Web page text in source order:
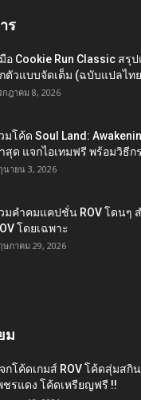
ร
อ Cookie Run Classic สรุ
ตัวแบบจัดเต็ม (ฉบับแปลไท
กฎาคม 8, 2026
มโค้ด Soul Land:
สุด แจกไอเทมฟรี พร้อมวิธีก
นายน 3, 2026
มคำคมแคปชั่น ROV โดนๆ
โดยเฉพาะ
ษภาคม 29, 2026
ม
กโค้ดเกมส์ ROV โค้ดสุ่มสกิ
ชรแดง โค้ดเหรียญฟรี !!